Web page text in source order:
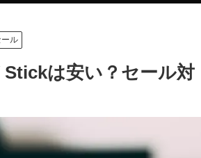
ル
Stickは安い？セール対